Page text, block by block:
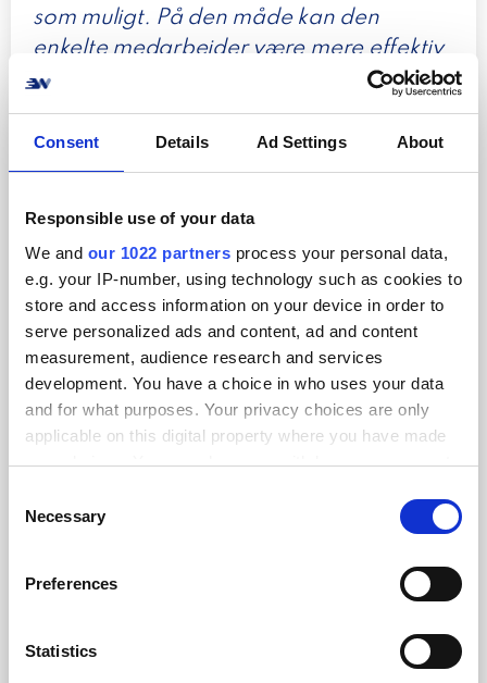
Consent Details Ad Settings About
Responsible use of your data
We and our 1022 partners process your personal data,
e.g. your IP-number, using technology such as cookies to
store and access information on your device in order to
serve personalized ads and content, ad and content
measurement, audience research and services
development. You have a choice in who uses your data
and for what purposes. Your privacy choices are only
applicable on this digital property where you have made
your choices. You can change or withdraw your consent
the Privacy trigger icon.
Collect information about your geographical
meters
Identify your device by actively scanning it for
Necessary
Preferences
Statistics
som muligt. På den måde kan den
enkelte medarbejder være mere effektiv
. Skulle mareridtet ske, at ens shop
simpelthen går ned, bør man straks
kontakte sin webhost samt webudbyder
og få den genetableret hurtigst muligt.”
Med mere end 6 års erfaring inden for
håndtering af e-commerce har
virksomheden fået indgående erfaring
med Black Friday, og ved hvad der skal til
for at webshoppen kan yde sit ypperste,
og virksomheden slå rekord. Derfor
setup. Services som styrker den
til at webshoppen ikke går nedenom og
hjem på Black Friday, men står distancen
webshopejerne selv kan gøre for at sikre